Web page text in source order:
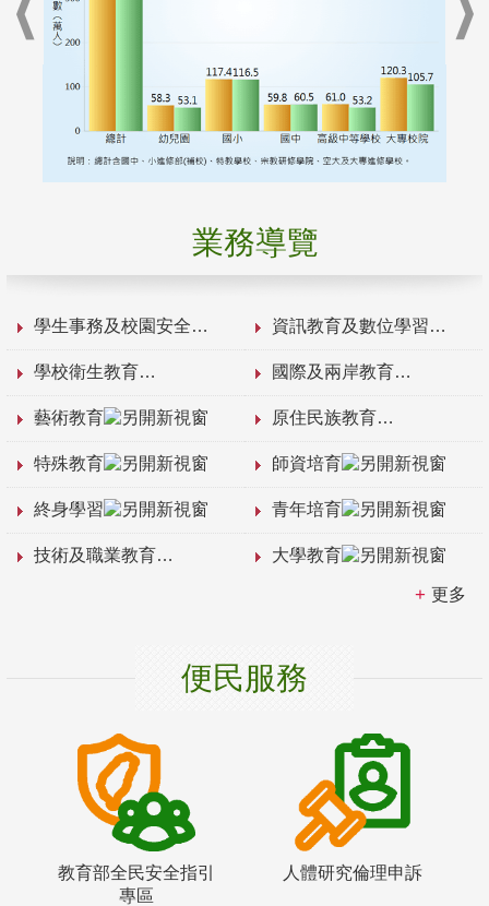
業務導覽
學生事務及校園安全 資訊教育及數位學習
學校衛生教育 國際及兩岸教育
藝術教育 原住民族教育
特殊教育 師資培育
終身學習 青年培育
技術及職業教育 大學教育
更多
便民服務
教育部全民安全指引
專區
人體研究倫理申訴